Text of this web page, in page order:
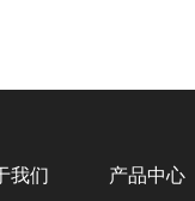
我们 产品中心